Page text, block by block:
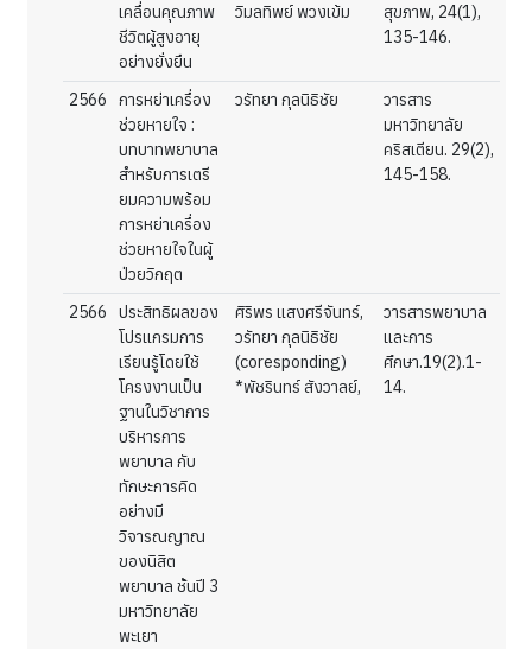
เคลื่อนคุณภาพ
ชีวิตผู้สูงอายุ
อย่างยั่งยืน
วิมลทิพย์ พวงเข้ม
สุขภาพ, 24(1),
135-146.
2566
การหย่าเครื่อง
ช่วยหายใจ :
บทบาทพยาบาล
สำหรับการเตรี
ยมความพร้อม
การหย่าเครื่อง
ช่วยหายใจในผู้
ป่วยวิกฤต
วรัทยา กุลนิธิชัย
วารสาร
มหาวิทยาลัย
คริสเตียน. 29(2),
145-158.
2566
ประสิทธิผลของ
โปรแกรมการ
เรียนรู้โดยใช้
โครงงานเป็น
ฐานในวิชาการ
บริหารการ
พยาบาล กับ
ทักษะการคิด
อย่างมี
วิจารณญาณ
ของนิสิต
พยาบาล ชั้นปี 3
มหาวิทยาลัย
พะเยา
ศิริพร แสงศรีจันทร์,
วรัทยา กุลนิธิชัย
(coresponding)
*พัชรินทร์ สังวาลย์,
วารสารพยาบาล
และการ
ศึกษา.19(2).1-
14.